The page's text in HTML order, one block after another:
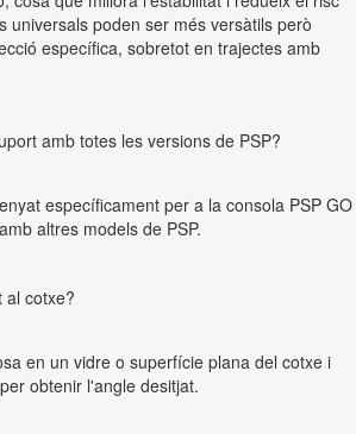
universals poden ser més versàtils però
específica, sobretot en trajectes amb
amb totes les versions de PSP?
específicament per a la consola PSP GO
altres models de PSP.
al cotxe?
en un vidre o superfície plana del cotxe i
obtenir l'angle desitjat.